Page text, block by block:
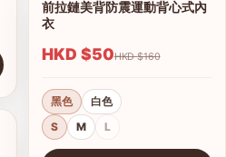
1/7
前拉鏈美背防震運動背心式內
衣
HKD $50 HKD $160
黑色
白色
S
M L